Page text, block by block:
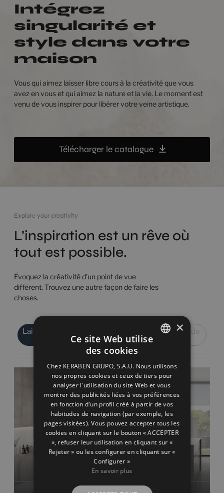
Intégrez
singularité et
style dans votre
maison
Vous qui aimez laisser libre cours à la créativité que vous
avez en vous et qui aimez la nature et la vie. Le moment est
venu de vous inspirer pour libérer votre veine artistique.
Télécharger le catalogue
Explore your creativity
L’inspiration est un rêve où
tout est possible.
Évoquez la créativité d’un point de vue
différent. Trouvez une autre façon de faire les
choses.
Laissez-vous inspirer par les
chambres
Inspirez-vous de
FRENCH
GERMAN
×
Ce site Web utilise
des cookies
Chez KERABEN GRUPO, S.A.U. Nous utilisons
nos propres cookies et ceux de tiers pour
analyser l'utilisation du site Web et vous
montrer des publicités liées à vos préférences
en fonction d'un profil créé à partir de vos
habitudes de navigation (par exemple, les
pages visitées). Vous pouvez accepter tous les
cookies en cliquant sur le bouton « ACCEPTER
», refuser leur utilisation en cliquant sur «
Rejeter » ou les configurer en cliquant sur «
Configurer »
En savoir plus